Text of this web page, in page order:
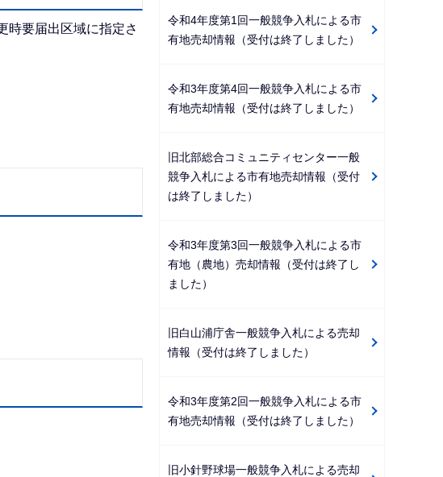
時要届出区域に指定さ
令和4年度第1回一般競争入札による市
有地売却情報（受付は終了しました）
令和3年度第4回一般競争入札による市
有地売却情報（受付は終了しました）
旧北部総合コミュニティセンター一般
競争入札による市有地売却情報（受付
は終了しました）
令和3年度第3回一般競争入札による市
有地（農地）売却情報（受付は終了し
ました）
旧白山浦庁舎一般競争入札による売却
情報（受付は終了しました）
令和3年度第2回一般競争入札による市
有地売却情報（受付は終了しました）
旧小針野球場一般競争入札による売却